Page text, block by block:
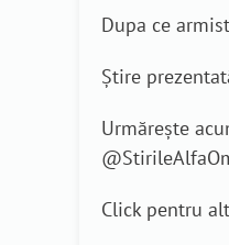
Dupa ce
Știre
Urmărește
Click pentru